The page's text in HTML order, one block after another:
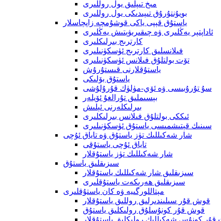
مىخ تىپلىق يول روللىرى
بويۇنتۇرۇق تىپىدىكى يول روللىرى
ياستۇق قېپى ياكى قوشۇمچە زاپچاسلار
ئاداپتېر يەڭلىرى ۋە چىقىرىۋېتىش يەڭلىرى
كارترىج بىرلىكلىرى
فىلانسلىق كارترىج ئۈسكۈنىلىرى
تۆت بولتلۇق فىلانس ئۈسكۈنىلىرى
ياستۇقلارنى قىستۇرۇش
ياستۇق بۆلىكى
سۇ تۇرۇبىسى ۋە ئۆي-مۈلۈك قۇرۇلۇشى
بېسىملىق تۇرالغۇ ئۆيلەر
بىرلىكلەرنى ئېلىش
ئىككى بولتلۇق فىلانس بىرلىكلىرى
سىنىك قېتىشمىسى ياستۇق ئۈسكۈنىلىرى
شار شەكىللىك تۈز ياستۇق ۋە تاياق ئۇچى
تاياق ئۇچى ياستۇقى
شار شەكىللىك تۈز ياستۇقلار
سىزىقلىق ياستۇق
سىزىقلىق شار شەكىللىك ياستۇقلار
سىزىقلىق ھەرىكەت ياستۇقلىرى
مېتاللورگىيە ۋە كان ياستۇقلىرى
قوش قۇر سىلىندىرلىق روللىق ياستۇقلار
قوش قۇر كونۇسلۇق رولىكلىق ياستۇق
قۇر كونۇس شەكىللىك رولىكلىق ياستۇقلار